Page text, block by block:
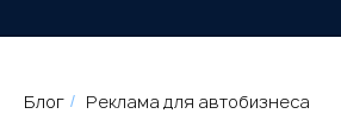
Блог / Реклама для автобизнеса